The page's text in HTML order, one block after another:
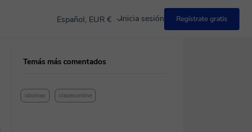
Español, EUR € Inicia sesión Regístrate gratis
Temás más comentados
idiomas clasesonline